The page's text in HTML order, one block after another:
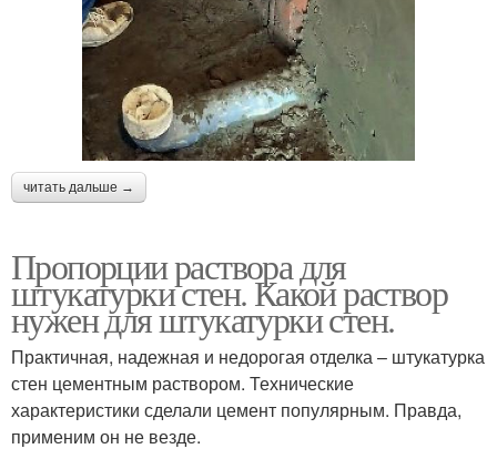
читать дальше →
Пропорции раствора для
штукатурки стен. Какой раствор
нужен для штукатурки стен.
Практичная, надежная и недорогая отделка – штукатурка
стен цементным раствором. Технические
характеристики сделали цемент популярным. Правда,
применим он не везде.